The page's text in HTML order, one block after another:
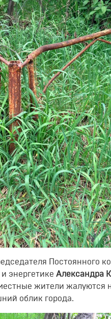
Постоянного
энергетике Александра
жители жалуются
облик города.